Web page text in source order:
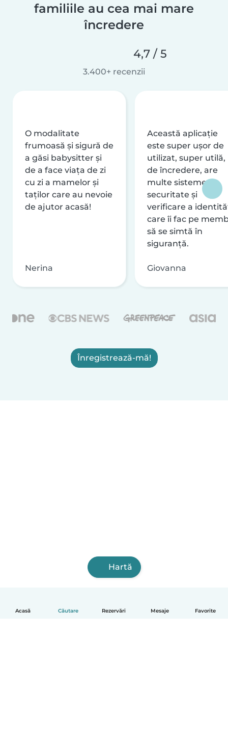
Acasă Căutare Rezervări Mesaje Favorite
familiile au cea mai mare
încredere
4,7 / 5
3.400+ recenzii
O modalitate
frumoasă și sigură de
a găsi babysitter și
de a face viața de zi
cu zi a mamelor și
taților care au nevoie
de ajutor acasă!
Nerina
Această aplicație
este super ușor de
utilizat, super utilă,
de încredere, are
multe sisteme de
securitate și
verificare a
care îi fac pe
să se simtă în
siguranță.
Giovanna
Înregistrează-mă!
Hartă